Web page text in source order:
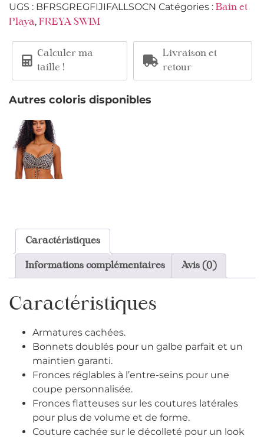
UGS : BFRSGREGFIJIFALLSOCN Catégories : Bain et
Playa, FREYA SWIM
Calculer ma
taille !
Livraison et
retour
Autres coloris disponibles
Caractéristiques
Informations complémentaires Avis (0)
Caractéristiques
Armatures cachées.
Bonnets doublés pour un galbe parfait et un
maintien garanti.
Fronces réglables à l’entre-seins pour une
coupe personnalisée.
Fronces flatteuses sur les coutures latérales
pour plus de volume et de forme.
Couture cachée sur le décolleté pour un look